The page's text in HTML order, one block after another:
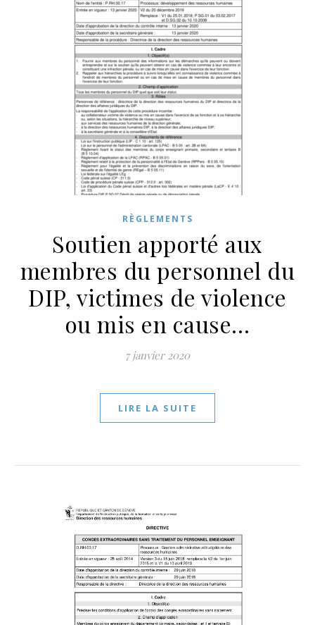
RÈGLEMENTS
Soutien apporté aux
membres du personnel du
DIP, victimes de violence
ou mis en cause…
7 janvier 2020
LIRE LA SUITE